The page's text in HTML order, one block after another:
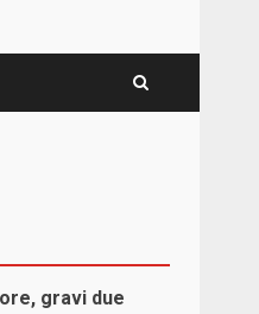
gravi due